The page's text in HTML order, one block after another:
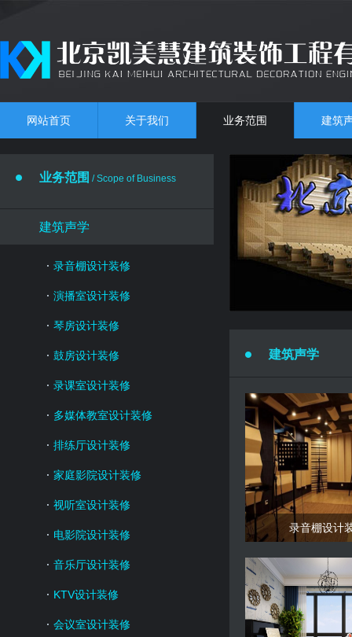
网站首页 关于我们 业务范围 建筑
业务范围 / Scope of Business
建筑声学
录音棚设计装修
演播室设计装修
琴房设计装修
鼓房设计装修
录课室设计装修
多媒体教室设计装修
排练厅设计装修
家庭影院设计装修
视听室设计装修
电影院设计装修
音乐厅设计装修
KTV设计装修
会议室设计装修
建筑声学
录音棚设计